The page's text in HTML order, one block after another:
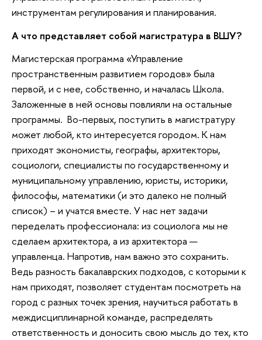
инструментам регулирования и планирования.
А что представляет собой магистратура в ВШУ?
Магистерская программа «Управление
пространственным развитием городов» была
первой, и с нее, собственно, и началась Школа.
Заложенные в ней основы повлияли на остальные
программы. Во-первых, поступить в магистратуру
может любой, кто интересуется городом. К нам
приходят экономисты, географы, архитекторы,
социологи, специалисты по государственному и
муниципальному управлению, юристы, историки,
философы, математики (и это далеко не полный
список) – и учатся вместе. У нас нет задачи
переделать профессионала: из социолога мы не
сделаем архитектора, а из архитектора —
управленца. Напротив, нам важно это сохранить.
Ведь разность бакалаврских подходов, с которыми к
нам приходят, позволяет студентам посмотреть на
город с разных точек зрения, научиться работать в
междисциплинарной команде, распределять
ответственность и доносить свою мысль до тех, кто